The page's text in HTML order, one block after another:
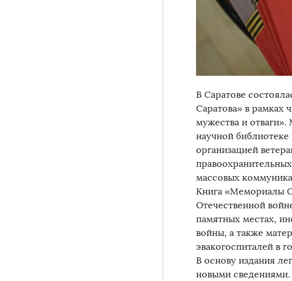
В Саратове
Саратова» в рамках
мужества и
научной
организацией
массовых
Книга «Мемориалы
Отечественной
памятных местах,
войны, а также
эвакогоспиталей в
В основу издания
новыми сведениями.